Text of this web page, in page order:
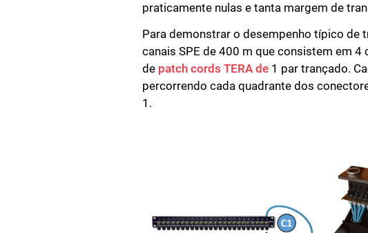
praticamente nulas e tanta margem de
Para demonstrar o desempenho típico de
canais SPE de 400 m que consistem em
de patch cords TERA de 1 par trançado.
percorrendo cada quadrante dos
1.